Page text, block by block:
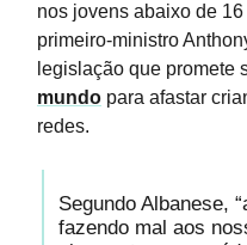
nos jovens abaixo de
primeiro-ministro
legislação que promete
mundo para afastar
redes.
Segundo Albanese,
fazendo mal aos